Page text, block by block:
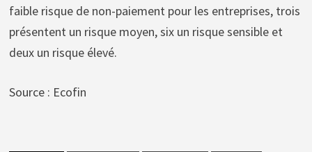
faible risque de non-paiement pour les entreprises, trois
présentent un risque moyen, six un risque sensible et
deux un risque élevé.
Source : Ecofin